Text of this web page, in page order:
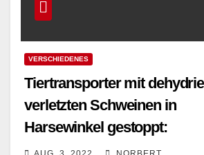
VERSCHIEDENES
Tiertransporter mit
verletzten Schweinen in
Harsewinkel gestoppt: